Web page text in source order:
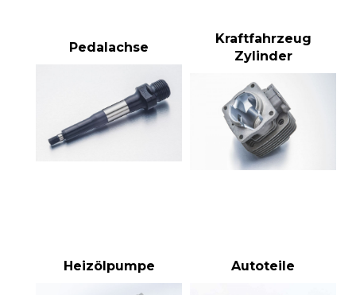
Pedalachse
Kraftfahrzeug
Zylinder
Heizölpumpe Autoteile